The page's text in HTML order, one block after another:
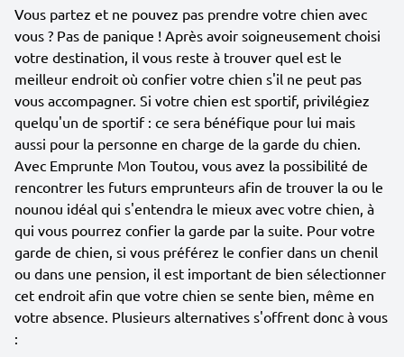
Vous partez et ne pouvez pas prendre votre chien avec
vous ? Pas de panique ! Après avoir soigneusement choisi
votre destination, il vous reste à trouver quel est le
meilleur endroit où confier votre chien s'il ne peut pas
vous accompagner. Si votre chien est sportif, privilégiez
quelqu'un de sportif : ce sera bénéfique pour lui mais
aussi pour la personne en charge de la garde du chien.
Avec Emprunte Mon Toutou, vous avez la possibilité de
rencontrer les futurs emprunteurs afin de trouver la ou le
nounou idéal qui s'entendra le mieux avec votre chien, à
qui vous pourrez confier la garde par la suite. Pour votre
garde de chien, si vous préférez le confier dans un chenil
ou dans une pension, il est important de bien sélectionner
cet endroit afin que votre chien se sente bien, même en
votre absence. Plusieurs alternatives s'offrent donc à vous
: